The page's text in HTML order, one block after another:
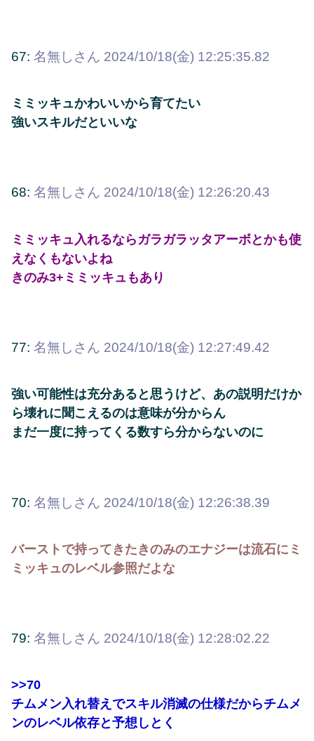
67: 名無しさん 2024/10/18(金) 12:25:35.82
ミミッキュかわいいから育てたい
強いスキルだといいな
68: 名無しさん 2024/10/18(金) 12:26:20.43
ミミッキュ入れるならガラガラッタアーボとかも使
えなくもないよね
きのみ3+ミミッキュもあり
77: 名無しさん 2024/10/18(金) 12:27:49.42
強い可能性は充分あると思うけど、あの説明だけか
ら壊れに聞こえるのは意味が分からん
まだ一度に持ってくる数すら分からないのに
70: 名無しさん 2024/10/18(金) 12:26:38.39
バーストで持ってきたきのみのエナジーは流石にミ
ミッキュのレベル参照だよな
79: 名無しさん 2024/10/18(金) 12:28:02.22
>>70
チムメン入れ替えでスキル消滅の仕様だからチムメ
ンのレベル依存と予想しとく